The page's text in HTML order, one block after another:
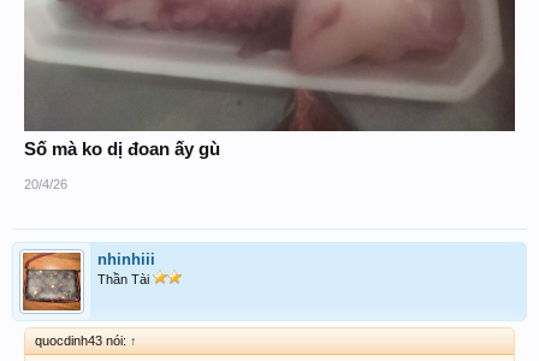
Số mà ko dị đoan ấy gù
20/4/26
nhinhiii
Thần Tài
quocdinh43 nói: ↑